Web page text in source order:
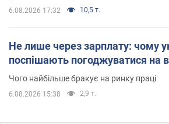
6.08.2026 17:32 10,5 т.
Не лише через зарплату: чому
поспішають погоджуватися на
Чого найбільше бракує на ринку праці
6.08.2026 15:38 2,9 т.